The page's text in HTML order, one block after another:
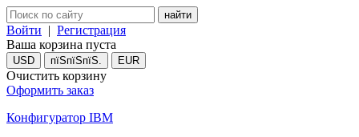
Войти | Регистрация
Ваша корзина пуста
USD пїЅпїЅпїЅ. EUR
Очистить корзину
Оформить заказ
Конфигуратор IBM